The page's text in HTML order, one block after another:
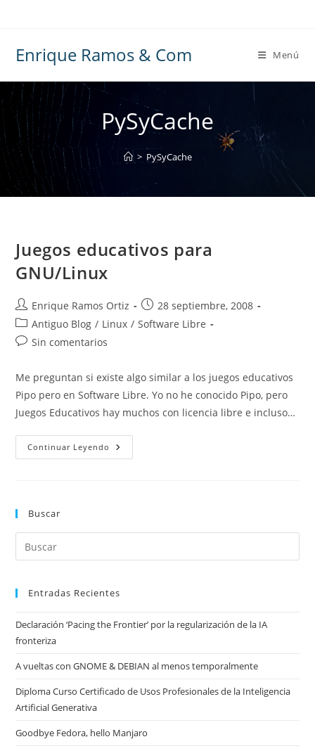
Enrique Ramos & Com Menú
PySyCache
> PySyCache
Juegos educativos para
GNU/Linux
Autor
de
la
entrada:
Enrique Ramos Ortiz
Publicación
de
28 septiembre, 2008
Categoría
de
Antiguo Blog / Linux / Software Libre
Comentarios
la
entrada:
Sin comentarios
Me preguntan si existe algo similar a los juegos educativos
Pipo pero en Software Libre. Yo no he conocido Pipo, pero
Juegos Educativos hay muchos con licencia libre e incluso…
Continuar Leyendo Juegos
Educativos
Buscar
Entradas Recientes
Declaración ‘Pacing the Frontier’ por la regularización de la IA
fronteriza
A vueltas con GNOME & DEBIAN al menos temporalmente
Diploma Curso Certificado de Usos Profesionales de la Inteligencia
Artificial Generativa
Goodbye Fedora, hello Manjaro